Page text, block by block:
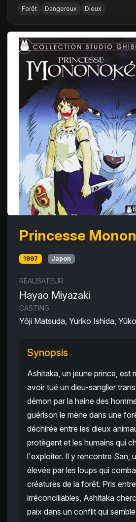
Forêt Dangereux Dieux
Princesse
1997 Japon
RÉALISATEUR
Hayao Miyazaki
CASTING
Yôji Matsuda, Yuriko Ishida,
Synopsis
Ashitaka, un jeune prince, est
avoir tué un dieu-sanglier
démon par la haine des
guérison le mène dans une
déchirée entre les dieux
protègent et les humains qui
l'exploiter. Il y rencontre San,
élevée par les loups qui
créatures de la forêt. Pris
irréconciliables, Ashitaka
paix dans un conflit qui